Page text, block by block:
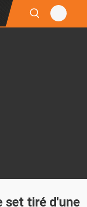
set tiré d'une